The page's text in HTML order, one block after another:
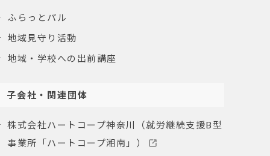
ふらっとパル
地域見守り活動
地域・学校への出前講座
子会社・関連団体
株式会社ハートコープ神奈川（就労継続支援B型
事業所「ハートコープ湘南」）